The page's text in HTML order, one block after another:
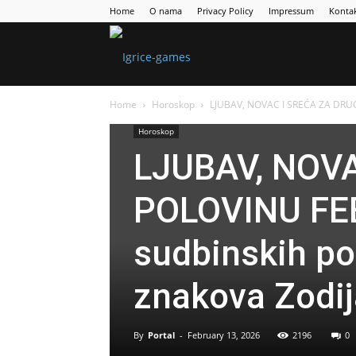
Home O nama Privacy Policy Impressum
Home Horoskop LJUBAV, NOVAC I SREĆA ZA
Horoskop
LJUBAV,
POLOVINU
sudbinskih
znakova
By Portal - February 13, 2026 2196 0